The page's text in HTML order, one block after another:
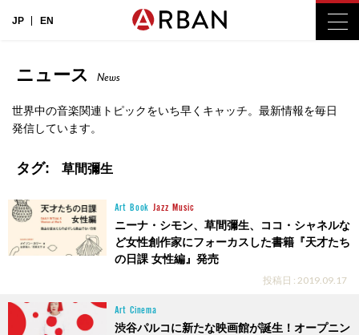
JP EN
ニュース News
世界中の音楽関連トピックをいち早くキャッチ。最新情報を毎日
発信しています。
タグ: 草間彌生
Art Book Jazz Music
ニーナ・シモン、草間彌生、ココ・シャネルな
ど女性創作家にフォーカスした書籍『天才たち
の日課 女性編』発売
投稿日 : 2019.09.17
Art Cinema
渋谷パルコに新たな映画館が誕生！オープニン